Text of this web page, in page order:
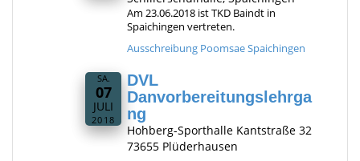
Am 23.06.2018 ist TKD Baindt in
Spaichingen vertreten.
Ausschreibung Poomsae Spaichingen
SA.
07
JULI
2018
DVL
Danvorbereitungslehrga
ng
Hohberg-Sporthalle Kantstraße 32
73655 Plüderhausen